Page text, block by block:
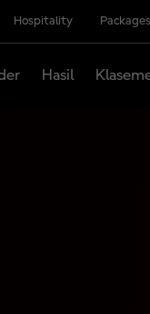
Hospitality Packages
Hasil